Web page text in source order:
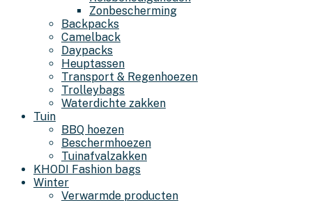
Zonbescherming
Backpacks
Camelback
Daypacks
Heuptassen
Transport & Regenhoezen
Trolleybags
Waterdichte zakken
Tuin
BBQ hoezen
Beschermhoezen
Tuinafvalzakken
KHODI Fashion bags
Winter
Verwarmde producten